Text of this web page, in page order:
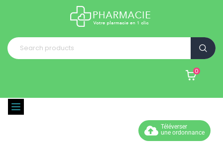
0
Téléverser
une ordonnance